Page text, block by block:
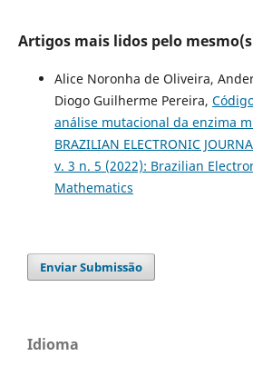
Artigos mais lidos pelo
Alice Noronha de Oliveira,
Diogo Guilherme Pereira,
análise mutacional da enzima
BRAZILIAN ELECTRONIC
v. 3 n. 5 (2022): Brazilian
Mathematics
Enviar Submissão
Idioma